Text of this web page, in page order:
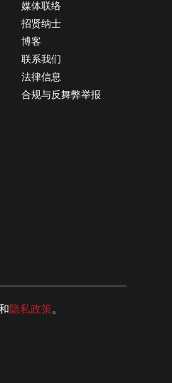
媒体联络
招贤纳士
博客
联系我们
法律信息
合规与反舞弊举报
隐私政策。